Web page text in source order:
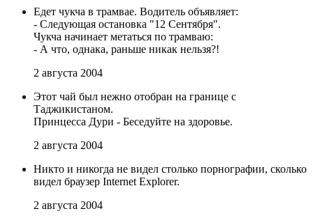
Едет чукча в трамвае. Водитель объявляет:
- Следующая остановка "12 Сентября".
Чукча начинает метаться по трамваю:
- А что, однака, раньше никак нельзя?!
2 августа 2004
Этот чай был нежно отобран на границе с
Таджикистаном.
Принцесса Дури - Беседуйте на здоровье.
2 августа 2004
Никто и никогда не видел столько порнографии, сколько
видел браузер Internet Explorer.
2 августа 2004